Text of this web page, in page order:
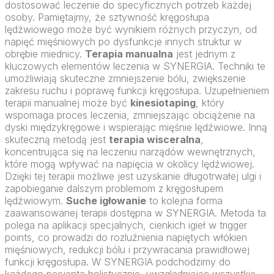
dostosować leczenie do specyficznych potrzeb każdej
osoby. Pamiętajmy, że sztywność kręgosłupa
lędźwiowego może być wynikiem różnych przyczyn, od
napięć mięśniowych po dysfunkcje innych struktur w
obrębie miednicy. Terapia manualna jest jednym z
kluczowych elementów leczenia w SYNERGIA. Techniki te
umożliwiają skuteczne zmniejszenie bólu, zwiększenie
zakresu ruchu i poprawę funkcji kręgosłupa. Uzupełnieniem
terapii manualnej może być kinesiotaping, który
wspomaga proces leczenia, zmniejszając obciążenie na
dyski międzykręgowe i wspierając mięśnie lędźwiowe. Inną
skuteczną metodą jest terapia wisceralna,
koncentrująca się na leczeniu narządów wewnętrznych,
które mogą wpływać na napięcia w okolicy lędźwiowej.
Dzięki tej terapii możliwe jest uzyskanie długotrwałej ulgi i
zapobieganie dalszym problemom z kręgosłupem
lędźwiowym. Suche igłowanie to kolejna forma
zaawansowanej terapii dostępna w SYNERGIA. Metoda ta
polega na aplikacji specjalnych, cienkich igieł w trigger
points, co prowadzi do rozluźnienia napiętych włókien
mięśniowych, redukcji bólu i przywracania prawidłowej
funkcji kręgosłupa. W SYNERGIA podchodzimy do